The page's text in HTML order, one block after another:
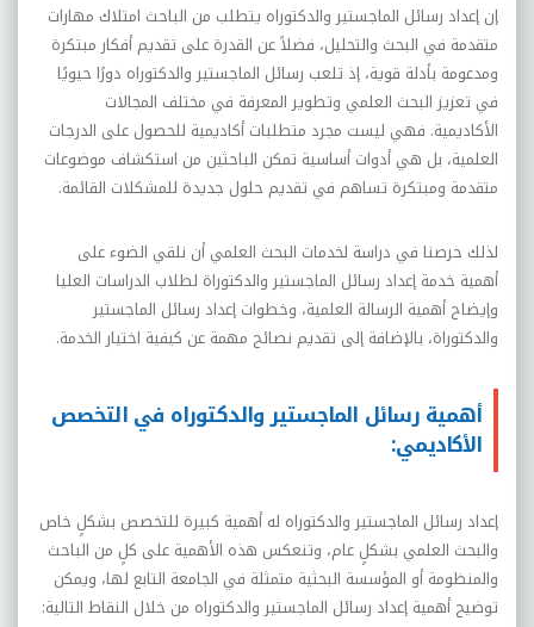
إن إعداد رسائل الماجستير والدكتوراه يتطلب من الباحث امتلاك مهارات
متقدمة في البحث والتحليل، فضلاً عن القدرة على تقديم أفكار مبتكرة
ومدعومة بأدلة قوية، إذ تلعب رسائل الماجستير والدكتوراه دورًا حيويًا
في تعزيز البحث العلمي وتطوير المعرفة في مختلف المجالات
الأكاديمية. فهي ليست مجرد متطلبات أكاديمية للحصول على الدرجات
العلمية، بل هي أدوات أساسية تمكن الباحثين من استكشاف موضوعات
متقدمة ومبتكرة تساهم في تقديم حلول جديدة للمشكلات القائمة.
لذلك حرصنا في دراسة لخدمات البحث العلمي أن نلقي الضوء على
أهمية خدمة إعداد رسائل الماجستير والدكتوراة لطلاب الدراسات العليا
وإيضاح أهمية الرسالة العلمية، وخطوات إعداد رسائل الماجستير
والدكتوراة، بالإضافة إلى تقديم نصائح مهمة عن كيفية اختيار الخدمة.
أهمية رسائل الماجستير والدكتوراه في التخصص
الأكاديمي:
إعداد رسائل الماجستير والدكتوراه له أهمية كبيرة للتخصص بشكلٍ خاص
والبحث العلمي بشكلٍ عام، وتنعكس هذه الأهمية على كلٍ من الباحث
والمنظومة أو المؤسسة البحثية متمثلة في الجامعة التابع لها، ويمكن
توضيح أهمية إعداد رسائل الماجستير والدكتوراه من خلال النقاط التالية: